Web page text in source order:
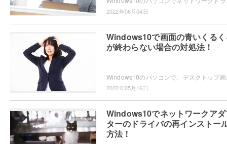
2022年06月04日
Windows10で画面の青いくる
が終わらない場合の対処法！
Windows10のパソコンで、デスク
2022年05月16日
Windows10でネットワークア
ターのドライバの再インストー
方法！